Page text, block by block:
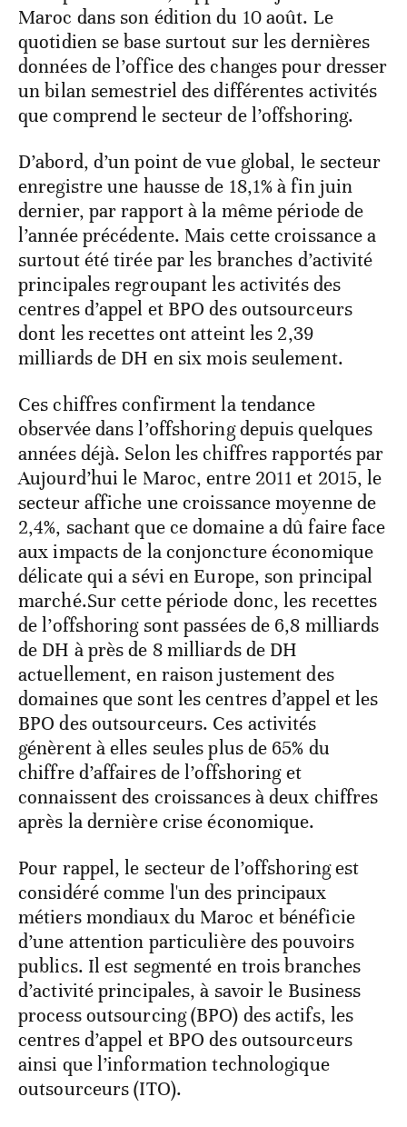
Maroc dans son édition du 10 août. Le
quotidien se base surtout sur les dernières
données de l’office des changes pour dresser
un bilan semestriel des différentes activités
que comprend le secteur de l’offshoring.
D’abord, d’un point de vue global, le secteur
enregistre une hausse de 18,1% à fin juin
dernier, par rapport à la même période de
l’année précédente. Mais cette croissance a
surtout été tirée par les branches d’activité
principales regroupant les activités des
centres d’appel et BPO des outsourceurs
dont les recettes ont atteint les 2,39
milliards de DH en six mois seulement.
Ces chiffres confirment la tendance
observée dans l’offshoring depuis quelques
années déjà. Selon les chiffres rapportés par
Aujourd’hui le Maroc, entre 2011 et 2015, le
secteur affiche une croissance moyenne de
2,4%, sachant que ce domaine a dû faire face
aux impacts de la conjoncture économique
délicate qui a sévi en Europe, son principal
marché.Sur cette période donc, les recettes
de l’offshoring sont passées de 6,8 milliards
de DH à près de 8 milliards de DH
actuellement, en raison justement des
domaines que sont les centres d’appel et les
BPO des outsourceurs. Ces activités
génèrent à elles seules plus de 65% du
chiffre d’affaires de l’offshoring et
connaissent des croissances à deux chiffres
après la dernière crise économique.
Pour rappel, le secteur de l’offshoring est
considéré comme l'un des principaux
métiers mondiaux du Maroc et bénéficie
d’une attention particulière des pouvoirs
publics. Il est segmenté en trois branches
d’activité principales, à savoir le Business
process outsourcing (BPO) des actifs, les
centres d’appel et BPO des outsourceurs
ainsi que l’information technologique
outsourceurs (ITO).